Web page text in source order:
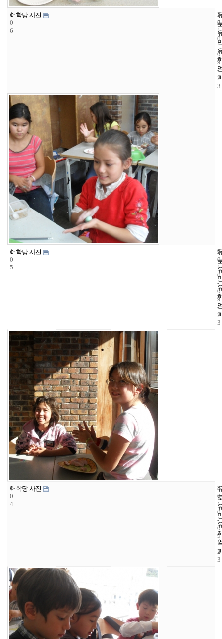
1
0
6
어학당 사진
1
2
2
0
1
0
-
0
9
-
2
3
1
0
5
어학당 사진 9
2
0
1
0
-
0
9
-
2
3
1
0
4
어학당 사진 8
2
0
1
0
-
0
9
-
2
3